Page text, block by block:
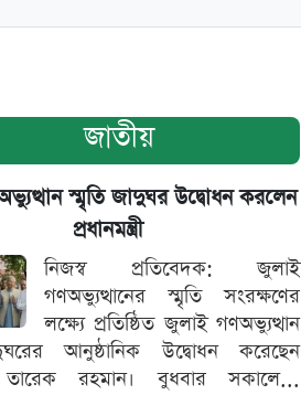
জাতীয়
স্মৃতি জাদুঘর উদ্বোধন করলেন
প্রধানমন্ত্রী
নিজস্ব প্রতিবেদক: জুলাই
গণঅভ্যুত্থানের স্মৃতি সংরক্ষণের
লক্ষ্যে প্রতিষ্ঠিত জুলাই গণঅভ্যুত্থান
আনুষ্ঠানিক উদ্বোধন করেছেন
তারেক রহমান। বুধবার সকালে...